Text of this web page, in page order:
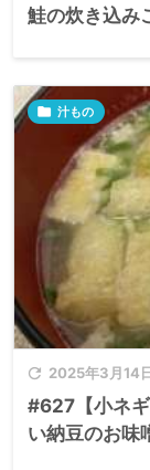
鮭の炊き込み
 2025年3月14
 汁もの
#627【小ネ
い納豆のお味